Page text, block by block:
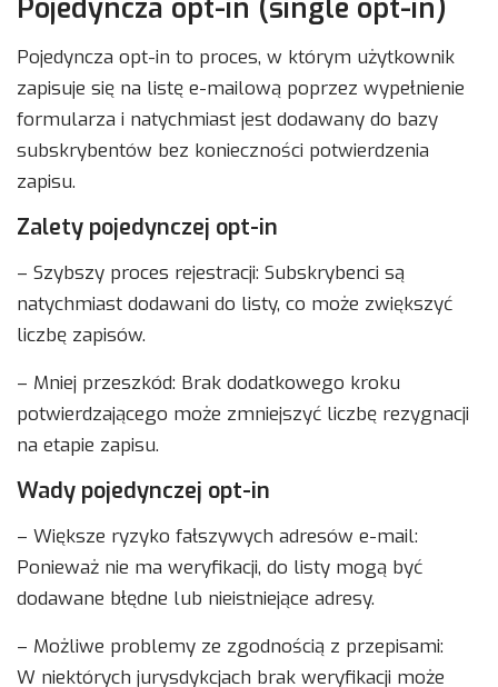
Pojedyncza opt-in (single opt-in)
Pojedyncza opt-in to proces, w którym użytkownik
zapisuje się na listę e-mailową poprzez wypełnienie
formularza i natychmiast jest dodawany do bazy
subskrybentów bez konieczności potwierdzenia
zapisu.
Zalety pojedynczej opt-in
– Szybszy proces rejestracji: Subskrybenci są
natychmiast dodawani do listy, co może zwiększyć
liczbę zapisów.
– Mniej przeszkód: Brak dodatkowego kroku
potwierdzającego może zmniejszyć liczbę rezygnacji
na etapie zapisu.
Wady pojedynczej opt-in
– Większe ryzyko fałszywych adresów e-mail:
Ponieważ nie ma weryfikacji, do listy mogą być
dodawane błędne lub nieistniejące adresy.
– Możliwe problemy ze zgodnością z przepisami:
W niektórych jurysdykcjach brak weryfikacji może